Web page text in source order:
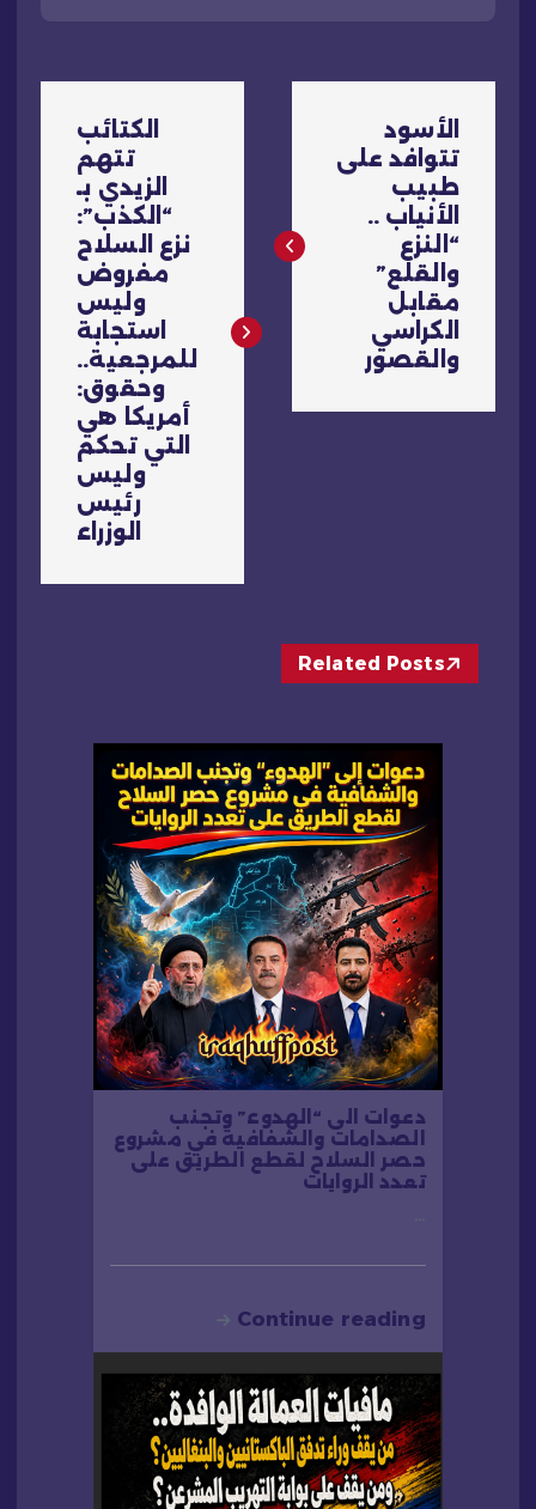
ص
ح
ل
ل
الأسود
تتوافد على
طبيب
الأنياب ..
“النزع
والقلع”
مقابل
الكراسي
والقصور
الكتائب
تتهم
الزيدي بـ
“الكذب”:
نزع السلاح
مفروض
وليس
استجابة
للمرجعية..
وحقوق:
أمريكا هي
التي تحكم
وليس
رئيس
الوزراء
Related Posts
دعوات الى “الهدوء” وتجنب
الصدامات والشفافية في مشروع
حصر السلاح لقطع الطريق على
تعدد الروايات
Continue reading